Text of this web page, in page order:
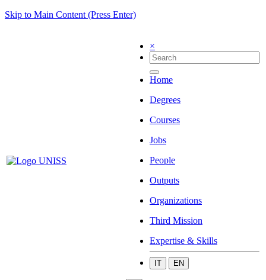
Skip to Main Content (Press Enter)
×
Home
Degrees
Courses
Jobs
People
Outputs
Organizations
Third Mission
Expertise & Skills
IT EN